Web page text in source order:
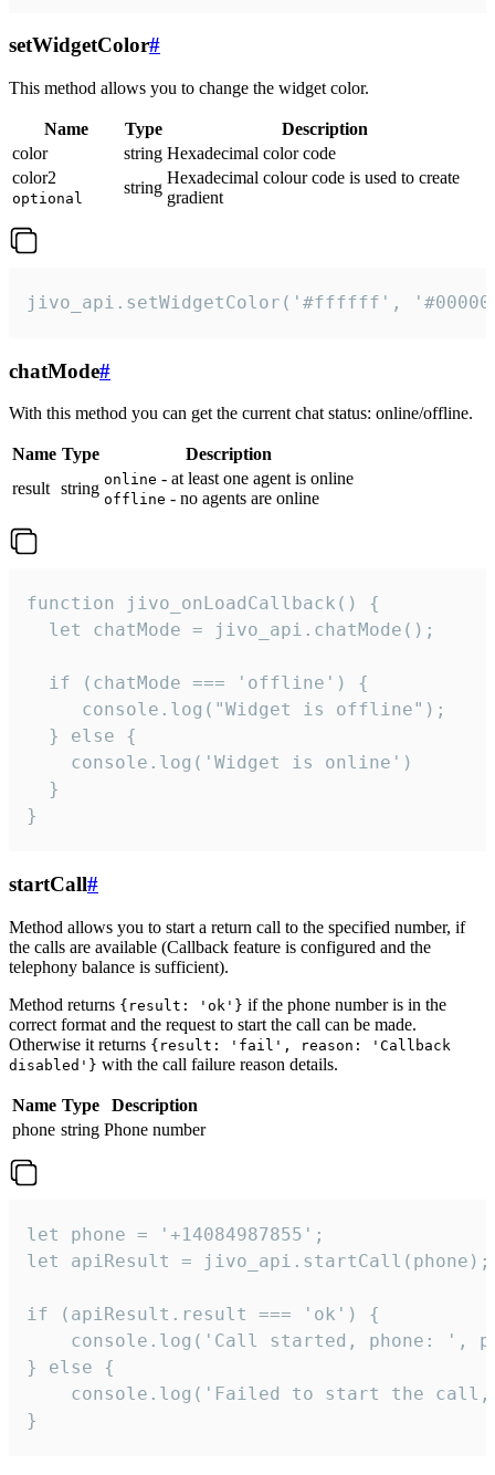
setWidgetColor#
This method allows you to change the widget color.
Name Type
Description
color
string Hexadecimal color code
color2
optional
string
Hexadecimal colour code is used to create
gradient
jivo_api.setWidgetColor('#ffffff',
chatMode#
With this method you can get the current chat status: online/offline.
Name Type
Description
result string online - at least one agent is online
offline - no agents are online
function jivo_onLoadCallback() {
  let chatMode = jivo_api.chatMode();
  if (chatMode === 'offline') {
     console.log("Widget is offline");
  } else {
    console.log('Widget is online')
  }
}
startCall#
Method allows you to start a return call to the specified number, if
the calls are available (Callback feature is configured and the
telephony balance is sufficient).
Method returns {result: 'ok'} if the phone number is in the
correct format and the request to start the call can be made.
Otherwise it returns {result: 'fail', reason: 'Callback
disabled'} with the call failure reason details.
Name Type
Description
phone string Phone number
let phone = '+14084987855';
let apiResult = jivo_api.startCall(phone);
if (apiResult.result === 'ok') {
console.log('Call started, phone: ',
} else {
console.log('Failed to start the
}